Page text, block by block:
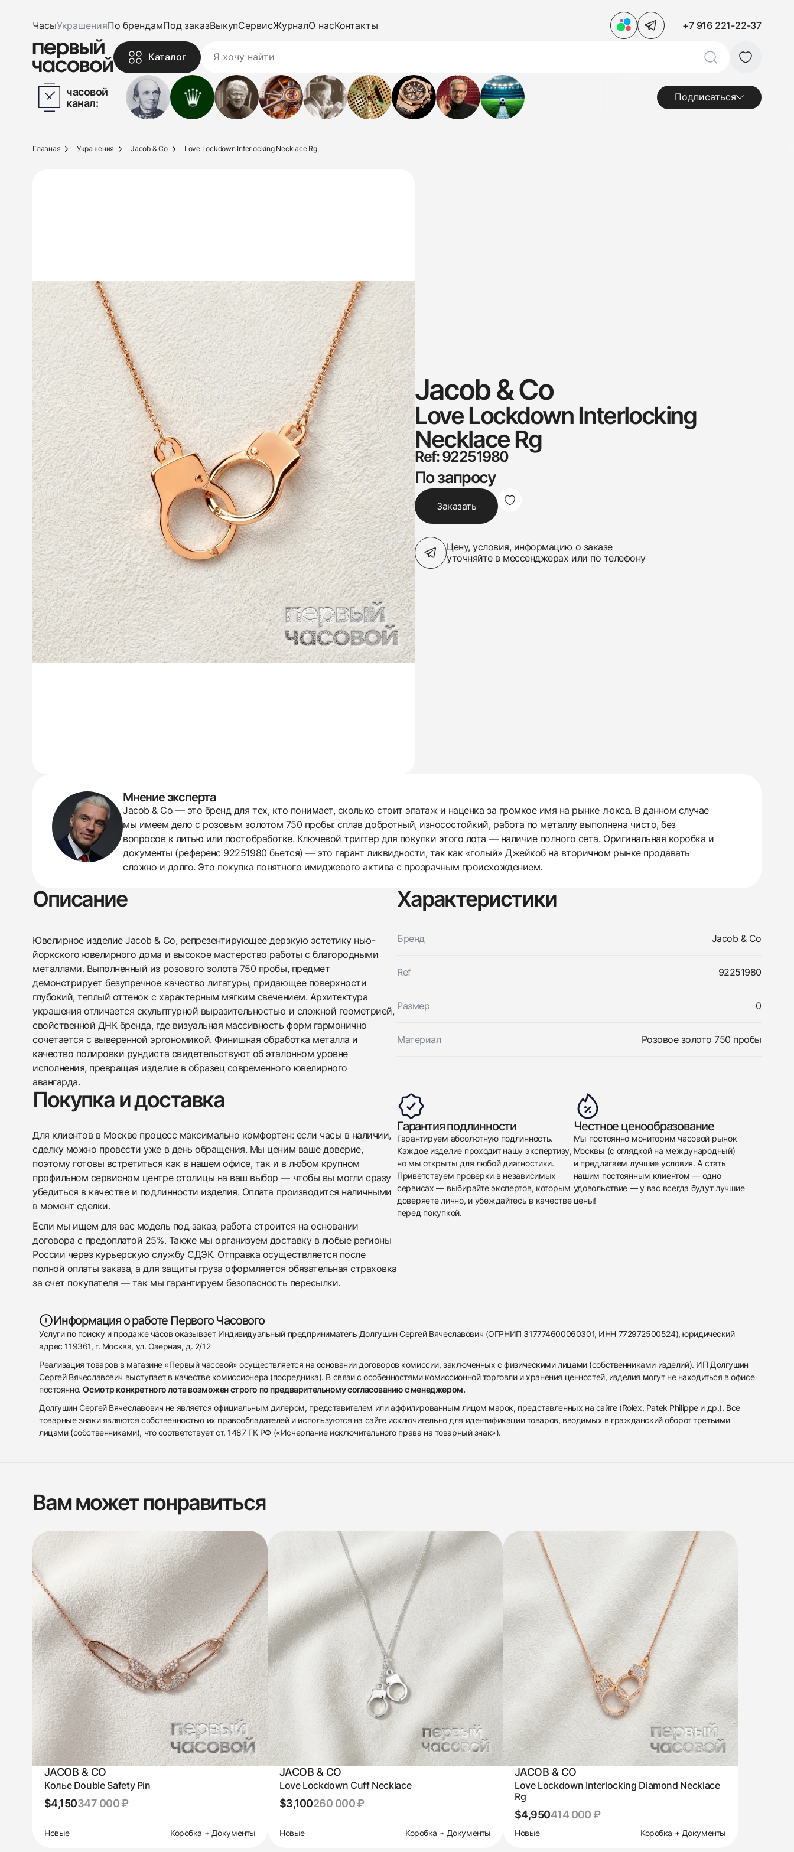
ЧасыУкрашенияПо брендамПод заказВыкупСервисЖурналО насКонтакты +7 916 221-22-37
Каталог
часовой
канал:
Подписаться
438
285
145
142
205
204
195
150
6
Главная Украшения Jacob & Co Love Lockdown Interlocking Necklace Rg
Jacob & Co
Love Lockdown Interlocking
Necklace Rg
Ref: 92251980
По запросу
Заказать
Цену, условия, информацию о заказе
уточняйте в мессенджерах или по телефону
Мнение эксперта
Jacob & Co — это бренд для тех, кто понимает, сколько стоит эпатаж и наценка за громкое имя на рынке люкса. В данном случае
мы имеем дело с розовым золотом 750 пробы: сплав добротный, износостойкий, работа по металлу выполнена чисто, без
вопросов к литью или постобработке. Ключевой триггер для покупки этого лота — наличие полного сета. Оригинальная коробка и
документы (референс 92251980 бьется) — это гарант ликвидности, так как «голый» Джейкоб на вторичном рынке продавать
сложно и долго. Это покупка понятного имиджевого актива с прозрачным происхождением.
Описание
Ювелирное изделие Jacob & Co, репрезентирующее дерзкую эстетику нью-
йоркского ювелирного дома и высокое мастерство работы с благородными
металлами. Выполненный из розового золота 750 пробы, предмет
демонстрирует безупречное качество лигатуры, придающее поверхности
глубокий, теплый оттенок с характерным мягким свечением. Архитектура
украшения отличается скульптурной выразительностью и сложной геометрией,
свойственной ДНК бренда, где визуальная массивность форм гармонично
сочетается с выверенной эргономикой. Финишная обработка металла и
качество полировки рундиста свидетельствуют об эталонном уровне
исполнения, превращая изделие в образец современного ювелирного
авангарда.
Характеристики
Бренд Jacob & Co
Ref 92251980
Размер 0
Материал Розовое золото 750 пробы
Покупка и доставка
Для клиентов в Москве процесс максимально комфортен: если часы в наличии,
сделку можно провести уже в день обращения. Мы ценим ваше доверие,
поэтому готовы встретиться как в нашем офисе, так и в любом крупном
профильном сервисном центре столицы на ваш выбор — чтобы вы могли сразу
убедиться в качестве и подлинности изделия. Оплата производится наличными
в момент сделки.
Если мы ищем для вас модель под заказ, работа строится на основании
договора с предоплатой 25%. Также мы организуем доставку в любые регионы
России через курьерскую службу СДЭК. Отправка осуществляется после
полной оплаты заказа, а для защиты груза оформляется обязательная страховка
за счет покупателя — так мы гарантируем безопасность пересылки.
Гарантия подлинности
Гарантируем абсолютную подлинность.
Каждое изделие проходит нашу экспертизу,
но мы открыты для любой диагностики.
Приветствуем проверки в независимых
сервисах — выбирайте экспертов, которым
доверяете лично, и убеждайтесь в качестве
перед покупкой.
Честное ценообразование
Мы постоянно мониторим часовой рынок
Москвы (с оглядкой на международный)
и предлагаем лучшие условия. А стать
нашим постоянным клиентом — одно
удовольствие — у вас всегда будут лучшие
цены!
Информация о работе Первого Часового
Услуги по поиску и продаже часов оказывает Индивидуальный предприниматель Долгушин Сергей Вячеславович (ОГРНИП 317774600060301, ИНН 772972500524), юридический
адрес 119361, г. Москва, ул. Озерная, д. 2/12
Реализация товаров в магазине «Первый часовой» осуществляется на основании договоров комиссии, заключенных с физическими лицами (собственниками изделий). ИП Долгушин
Сергей Вячеславович выступает в качестве комиссионера (посредника). В связи с особенностями комиссионной торговли и хранения ценностей, изделия могут не находиться в офисе
постоянно.Осмотр конкретного лота возможен строго по предварительному согласованию с менеджером.
Долгушин Сергей Вячеславович не является официальным дилером, представителем или аффилированным лицом марок, представленных на сайте (Rolex, Patek Philippe и др.). Все
товарные знаки являются собственностью их правообладателей и используются на сайте исключительно для идентификации товаров, вводимых в гражданский оборот третьими
лицами (собственниками), что соответствует ст. 1487 ГК РФ («Исчерпание исключительного права на товарный знак»).
Заказать эти часы
Оставьте ваши контактные данные и мы свяжемся с
вами
Love Lockdown Interlocking Necklace Rg
НовыеКоробка + Документы
$3,100
Отправить заявку
Оставьте ваши контактные данные и мы свяжемся с
вами
Jacob & Co
Love Lockdown Interlocking Necklace Rg
НовыеКоробка + Документы
$3,100
Приложите фото ваших часов…
Отправить заявку
Вам может понравиться
JACOB & CO
Колье Double Safety Pin
$4,150347 000 ₽
Новые Коробка + Документы
JACOB & CO
Love Lockdown Cuff Necklace
$3,100260 000 ₽
Новые Коробка + Документы
JACOB & CO
Love Lockdown Interlocking Diamond Necklace
Rg
$4,950414 000 ₽
Новые Коробка + Документы